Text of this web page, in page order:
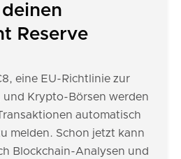
Reserve
eine EU-Richtlinie zur
und Krypto-Börsen werden
automatisch
melden. Schon jetzt kann
Blockchain-Analysen und